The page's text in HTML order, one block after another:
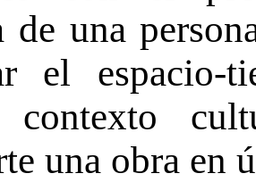
de una
el espacio-
contexto
una obra en